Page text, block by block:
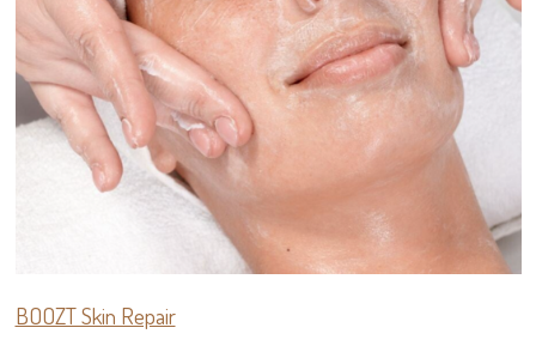
BOOZT Skin Repair